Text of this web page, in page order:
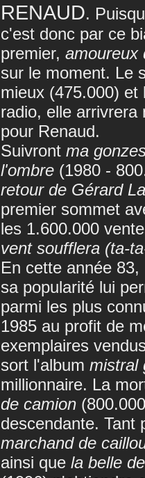
RENAUD.
c'est donc par ce
premier, amoureux
sur le moment. Le
mieux (475.000) et
radio, elle
pour Renaud.
Suivront ma
l'ombre (1980 -
retour de Gérard
premier sommet
les 1.600.000
vent soufflera (ta-
En cette année
sa popularité lui
parmi les plus
1985 au profit de
exemplaires
sort l'album mistral
millionnaire. La
de camion
descendante. Tant
marchand de
ainsi que la belle